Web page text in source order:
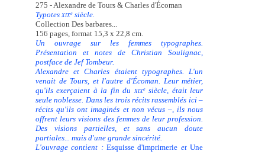
275 - Alexandre de Tours & Charles d'Écoman
TypotesXIXesiècle.
Collection Des barbares...
156 pages, format 15,3 x 22,8 cm.
Un ouvrage sur les femmes typographes.
Présentation et notes de Christian Soulignac,
postface de Jef Tombeur.
Alexandre et Charles étaient typographes. L'un
venait de Tours, et l'autre d'Écoman. Leur métier,
qu'ils exerçaient à la fin duXIXesiècle, était leur
seule noblesse. Dans les trois récits rassemblés ici –
récits qu'ils ont imaginés et non vécus –, ils nous
offrent leurs visions des femmes de leur profession.
Des visions partielles, et sans aucun doute
partiales... mais d'une grande sincérité.
L'ouvrage contient :Esquisse d'imprimerie etUne